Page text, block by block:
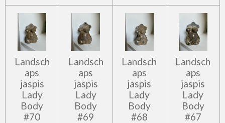
Landsch
aps
jaspis
Lady
Body
#70
Landsch
aps
jaspis
Lady
Body
#69
Landsch
aps
jaspis
Lady
Body
#68
Landsch
aps
jaspis
Lady
Body
#67